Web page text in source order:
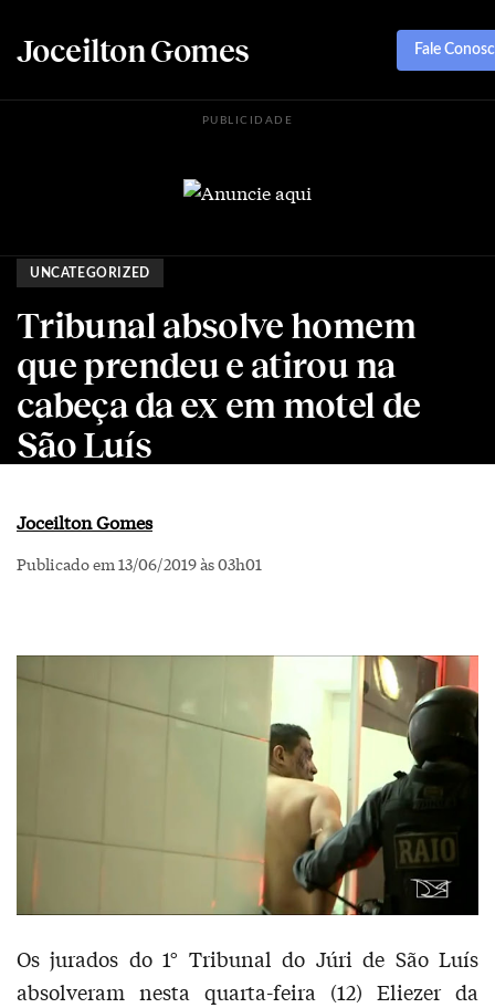
Joceilton Gomes Fale
PUBLICIDADE
UNCATEGORIZED
Tribunal absolve homem
que prendeu e atirou na
cabeça da ex em motel de
São Luís
Joceilton Gomes
Publicado em 13/06/2019 às 03h01
Os jurados do 1° Tribunal do Júri de São Luís
absolveram nesta quarta-feira (12) Eliezer da